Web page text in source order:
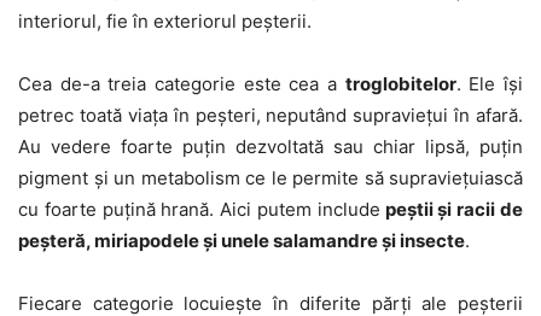
interiorul, fie în exteriorul peșterii.
Cea de-a treia categorie este cea a troglobitelor. Ele își
petrec toată viața în peșteri, neputând supraviețui în afară.
Au vedere foarte puțin dezvoltată sau chiar lipsă, puțin
pigment și un metabolism ce le permite să supraviețuiască
cu foarte puțină hrană. Aici putem include peștii și racii de
peșteră, miriapodele și unele salamandre și insecte.
Fiecare categorie locuiește în diferite părți ale peșterii